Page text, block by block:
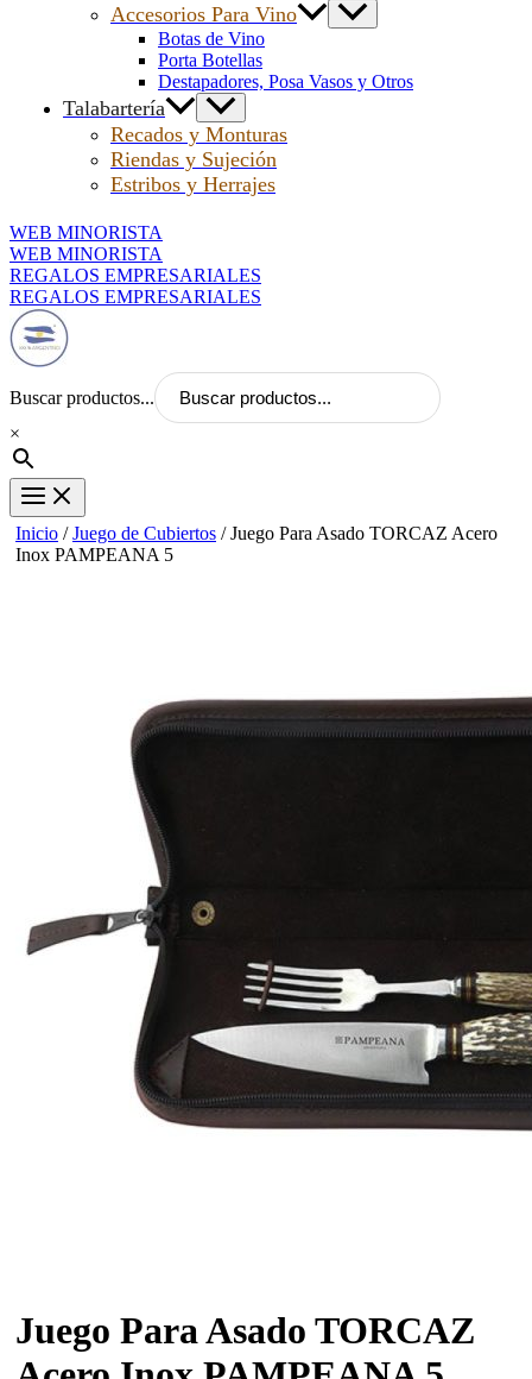
Accesorios Para Vino
Botas de Vino
Porta Botellas
Destapadores, Posa Vasos y Otros
Talabartería
Recados y Monturas
Riendas y Sujeción
Estribos y Herrajes
WEB MINORISTA
WEB MINORISTA
REGALOS EMPRESARIALES
REGALOS EMPRESARIALES
Buscar productos...
×
Inicio /Juego de Cubiertos / Juego Para Asado TORCAZ Acero
Inox PAMPEANA 5
Juego Para Asado TORCAZ